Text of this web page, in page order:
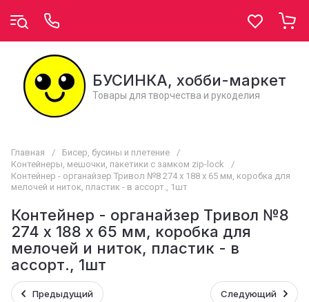
БУСИНКА, хобби-маркет
Товары для творчества и рукоделия
Главная / Бисер, бусины и плетение
/
Контейнеры, мешочки, пакетики с замком zip-lock
/
Контейнер - органайзер Тривол №8 274 х 188 х 65 мм, коробка для
мелочей и ниток, пластик - в ассорт., 1шт
Контейнер - органайзер Тривол №8
274 х 188 х 65 мм, коробка для
мелочей и ниток, пластик - в
ассорт., 1шт
Предыдущий Следующий